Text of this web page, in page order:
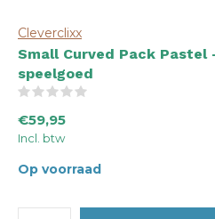
Cleverclixx
Small Curved Pack Pastel
speelgoed
€59,95
Incl. btw
Op voorraad